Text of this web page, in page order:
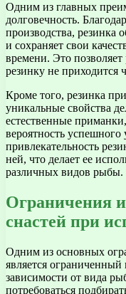
Одним из главных
долговечность.
производства, резинка
и сохраняет свои
времени. Это позволяет
резинку не приходится
Кроме того, резинка
уникальные свойства
естественные
вероятность
привлекательность
ней, что делает ее
различных видов рыбы.
Ограничения
снастей при
Одним из основных
является
зависимости от вида
потребоваться